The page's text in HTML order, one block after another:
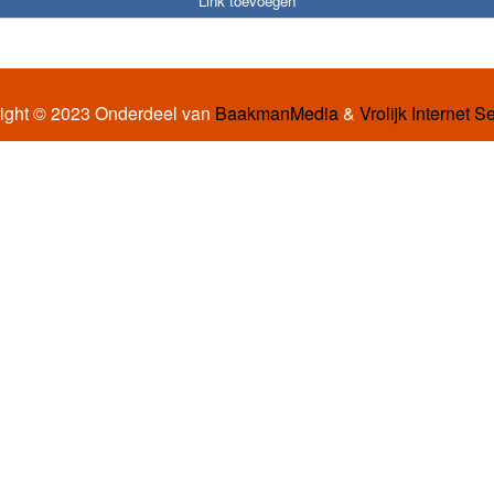
© 2023 Onderdeel van BaakmanMedia& Vrolijk Internet